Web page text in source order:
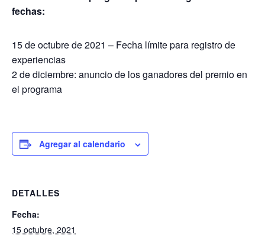
fechas:
15 de octubre de 2021 – Fecha límite para registro de
experiencias
2 de diciembre: anuncio de los ganadores del premio en
el programa
Agregar al calendario
DETALLES
Fecha:
15 octubre, 2021